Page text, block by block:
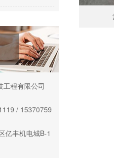
工程有限公司
/ 15370759
亿丰机电城B-1